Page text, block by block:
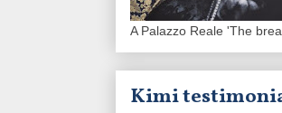
A Palazzo Reale 'The
Kimi